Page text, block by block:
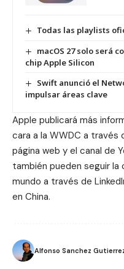
Todas las playlists
macOS 27 solo será
chip Apple Silicon
Swift anunció el
impulsar áreas clave
Apple publicará más
cara a la WWDC a través
página web y el canal de
también pueden seguir
mundo a través de
en China.
Alfonso Sanchez